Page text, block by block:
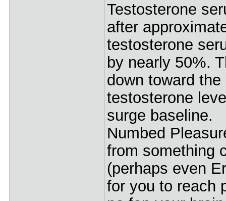
Testosterone
after
testosterone
by nearly 50%.
down toward
testosterone
surge baseline.
Numbed
from something
(perhaps even
for you to reach